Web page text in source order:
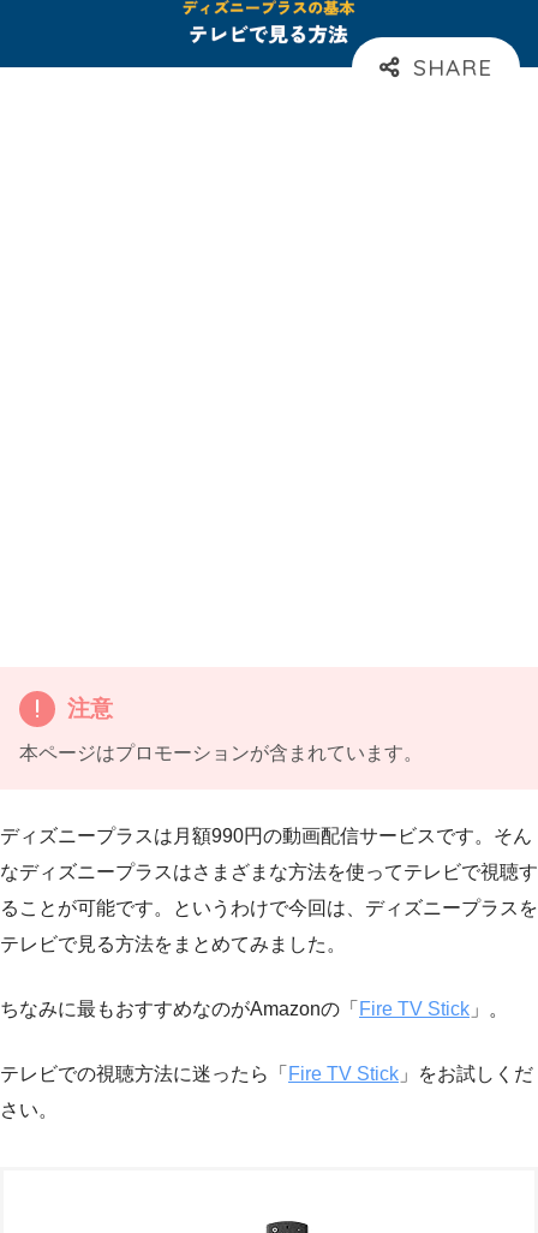
注意
本ページはプロモーションが含まれています。
ディズニープラスは月額990円の動画配信サービスです。そん
なディズニープラスはさまざまな方法を使ってテレビで視聴す
ることが可能です。というわけで今回は、ディズニープラスを
テレビで見る方法をまとめてみました。
ちなみに最もおすすめなのがAmazonの「 Fire TV Stick 」。
テレビでの視聴方法に迷ったら「 Fire TV Stick 」をお試しくだ
さい。